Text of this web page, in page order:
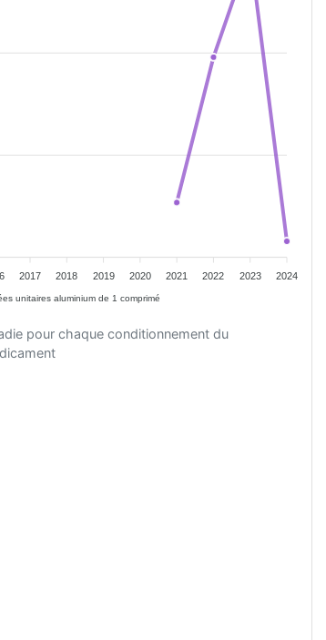
2017 2018 2019 2020 2021 2022 2023 2024
unitaires aluminium de 1 comprimé
pour chaque conditionnement du